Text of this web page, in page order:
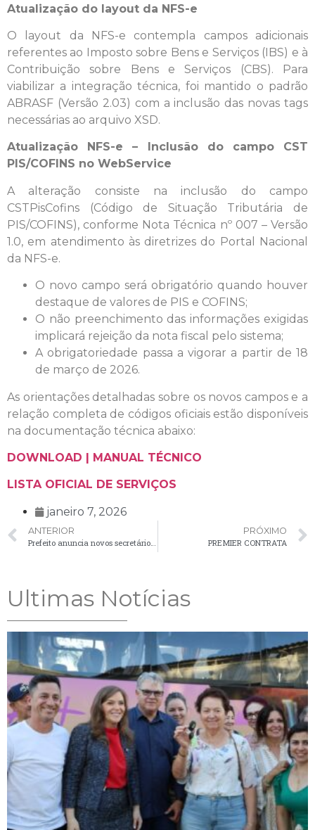
Atualização do layout da NFS-e
O layout da NFS-e contempla campos adicionais
referentes ao Imposto sobre Bens e Serviços (IBS) e à
Contribuição sobre Bens e Serviços (CBS). Para
viabilizar a integração técnica, foi mantido o padrão
ABRASF (Versão 2.03) com a inclusão das novas tags
necessárias ao arquivo XSD.
Atualização NFS-e – Inclusão do campo CST
PIS/COFINS no WebService
A alteração consiste na inclusão do campo
CSTPisCofins (Código de Situação Tributária de
PIS/COFINS), conforme Nota Técnica nº 007 – Versão
1.0, em atendimento às diretrizes do Portal Nacional
da NFS-e.
O novo campo será obrigatório quando houver
destaque de valores de PIS e COFINS;
O não preenchimento das informações exigidas
implicará rejeição da nota fiscal pelo sistema;
A obrigatoriedade passa a vigorar a partir de 18
de março de 2026.
As orientações detalhadas sobre os novos campos e a
relação completa de códigos oficiais estão disponíveis
na documentação técnica abaixo:
DOWNLOAD | MANUAL TÉCNICO
LISTA OFICIAL DE SERVIÇOS
janeiro 7, 2026
ANTERIOR
PRÓXIMO
PREMIER CONTRATA
Ultimas Notícias